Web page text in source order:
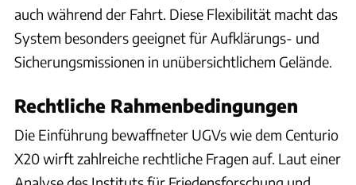
auch während der Fahrt. Diese Flexibilität macht das
System besonders geeignet für Aufklärungs- und
Sicherungsmissionen in unübersichtlichem Gelände.
Rechtliche Rahmenbedingungen
Die Einführung bewaffneter UGVs wie dem Centurio
X20 wirft zahlreiche rechtliche Fragen auf. Laut einer